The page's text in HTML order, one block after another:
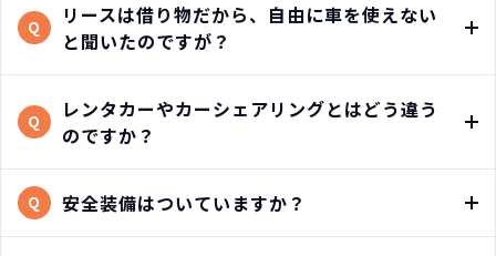
Q
リースは借り物だから、自由に車を使えない
と聞いたのですが？
Q
レンタカーやカーシェアリングとはどう違う
のですか？
Q 安全装備はついていますか？